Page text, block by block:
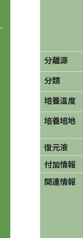
分離源
分類
培養温度
培養培地
復元液
付加情報
関連情報